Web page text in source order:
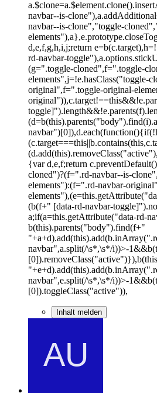
navbar--is-
navbar--is-clone","toggle-
d,e,f,g,h,i,j;return
rd-navbar-
(g=".toggle-cloned",f=".toggle-
elements",j=!e.hasClass("toggle-
original",f=".toggle-original-
{var d,e,f;return
cloned")?(f=".rd-navbar--is-
elements"):(f=".rd-navbar-
(b(f+" [data-rd-navbar-
a;if(a=this.getAttribute("data-rd-
b(this).parents("body").find(f+"
navbar",a.split(/\s*,\s*/i))>-
navbar",e.split(/\s*,\s*/i))>-
[0]).toggleClass("active")),
Inhalt melden